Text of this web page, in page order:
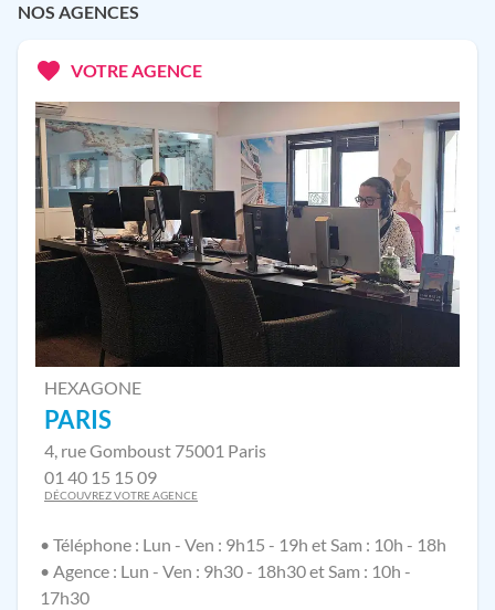
NOS AGENCES
VOTRE AGENCE
HEXAGONE
PARIS
4, rue Gomboust 75001 Paris
01 40 15 15 09
DÉCOUVREZ VOTRE AGENCE
• Téléphone : Lun - Ven : 9h15 - 19h et Sam : 10h - 18h
• Agence : Lun - Ven : 9h30 - 18h30 et Sam : 10h -
17h30